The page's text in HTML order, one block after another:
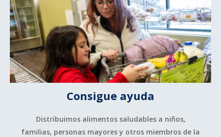
Consigue ayuda
Distribuimos alimentos saludables a niños,
familias, personas mayores y otros miembros de la